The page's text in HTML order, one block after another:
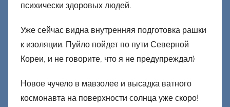
психически здоровых людей.
Уже сейчас видна внутренняя подготовка рашки
к изоляции. Пуйло пойдет по пути Северной
Кореи, и не говорите, что я не предупреждал)
Новое чучело в мавзолее и высадка ватного
космонавта на поверхности солнца уже скоро!